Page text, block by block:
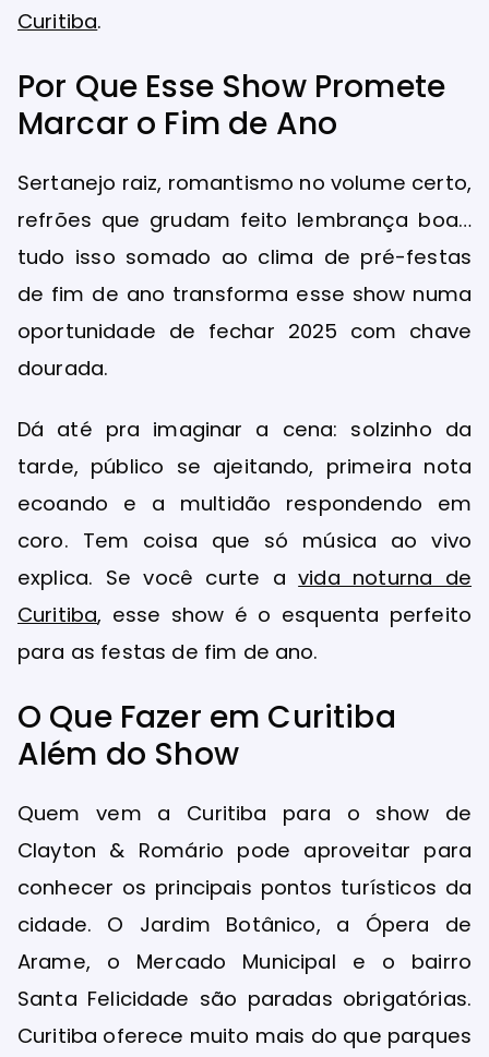
Curitiba.
Por Que Esse Show Promete
Marcar o Fim de Ano
Sertanejo raiz, romantismo no volume certo,
refrões que grudam feito lembrança boa…
tudo isso somado ao clima de pré-festas
de fim de ano transforma esse show numa
oportunidade de fechar 2025 com chave
dourada.
Dá até pra imaginar a cena: solzinho da
tarde, público se ajeitando, primeira nota
ecoando e a multidão respondendo em
coro. Tem coisa que só música ao vivo
explica. Se você curte avida noturna de
Curitiba, esse show é o esquenta perfeito
para as festas de fim de ano.
O Que Fazer em Curitiba
Além do Show
Quem vem a Curitiba para o show de
Clayton & Romário pode aproveitar para
conhecer os principais pontos turísticos da
cidade. O Jardim Botânico, a Ópera de
Arame, o Mercado Municipal e o bairro
Santa Felicidade são paradas obrigatórias.
Curitiba oferece muito mais do que parques